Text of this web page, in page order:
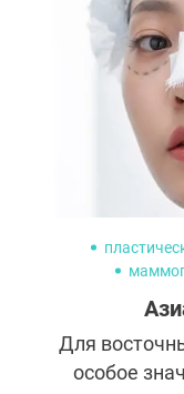
хирурги.
Для
особое